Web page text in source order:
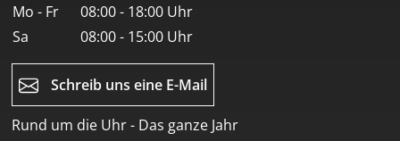
Mo - Fr
08:00 - 18:00 Uhr
Sa
08:00 - 15:00 Uhr
Schreib uns eine E-Mail
Rund um die Uhr - Das ganze Jahr